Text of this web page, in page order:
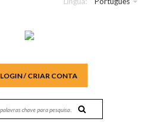
LOGIN / CRIAR CONTA